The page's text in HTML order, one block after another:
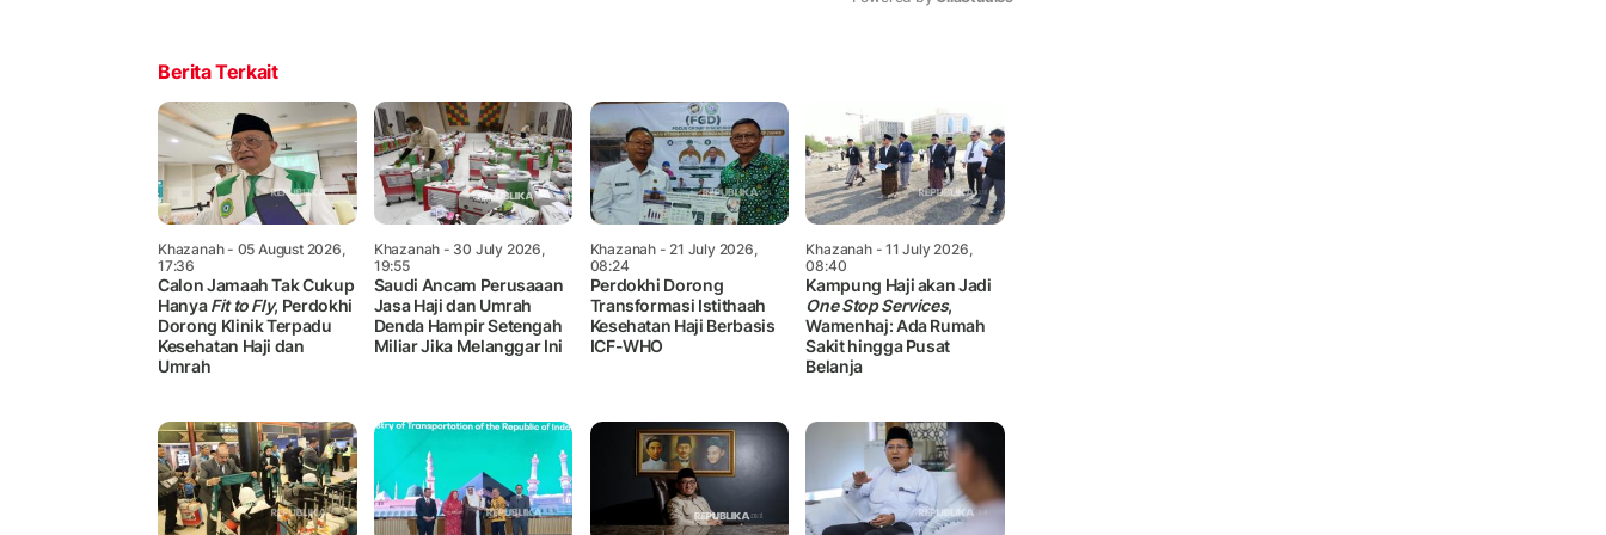
Berita Terkait
Khazanah- 05 August 2026,
17:36
Calon Jamaah Tak Cukup
HanyaFit to Fly, Perdokhi
Dorong Klinik Terpadu
Kesehatan Haji dan
Umrah
Khazanah - 30 July 2026,
19:55
Saudi Ancam Perusaaan
Jasa Haji dan Umrah
Denda Hampir Setengah
Miliar Jika Melanggar Ini
Khazanah- 21 July 2026,
08:24
Perdokhi Dorong
Transformasi Istithaah
Kesehatan Haji Berbasis
ICF-WHO
Khazanah- 11 July 2026,
08:40
Kampung Haji akan Jadi
One Stop Services,
Wamenhaj: Ada Rumah
Sakit hingga Pusat
Belanja